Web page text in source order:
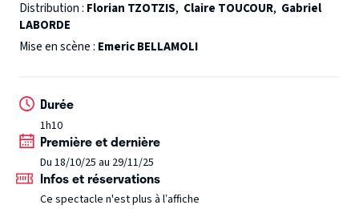
Sur scène, les énigmes et les épreuves s’enchaînent pour
Laure, Patrick et Cédric. Ils ne se connaissaient pas et
n’ont rien en commun… ou presque. Comment faire
Hommage au Genre, un huis clos immersif et haletant.
Que la partie commence...
Wan : la saga Saw, Conjuring, La nonne, etc…
Distribution : Florian TZOTZIS, Claire TOUCOUR, Gabriel
LABORDE
Mise en scène : Emeric BELLAMOLI
Durée
1h10
Première et dernière
Du 18/10/25 au 29/11/25
Infos et réservations
Ce spectacle n'est plus à l’affiche